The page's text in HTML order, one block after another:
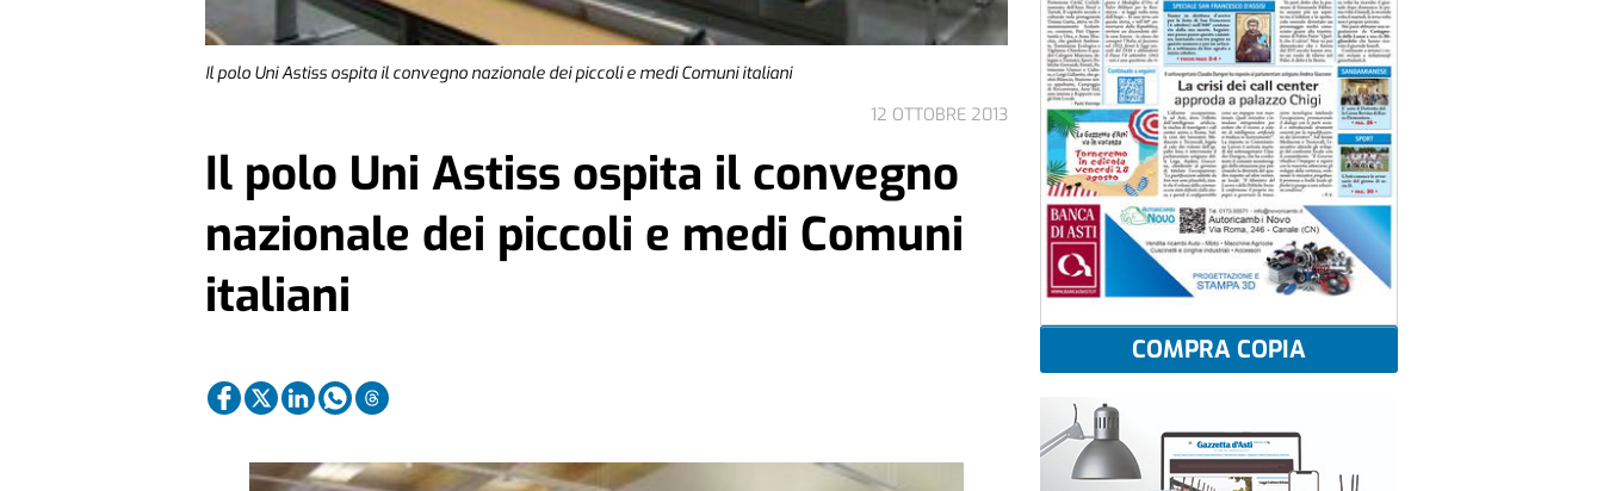
Il polo Uni Astiss ospita il convegno nazionale dei piccoli e medi Comuni italiani
12 OTTOBRE 2013
Il polo Uni Astiss ospita il convegno
nazionale dei piccoli e medi Comuni
italiani
COMPRA COPIA